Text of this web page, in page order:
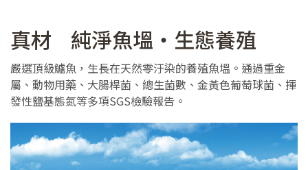
真材 純淨魚塭‧生態養殖
嚴選頂級鱸魚，生長在天然零汙染的養殖魚塭。通過重金
屬、動物用藥、大腸桿菌、總生菌數、金黃色葡萄球菌、揮
發性鹽基態氮等多項SGS檢驗報告。